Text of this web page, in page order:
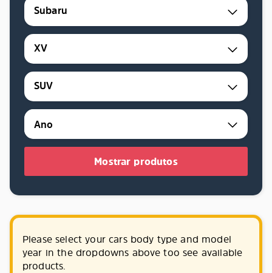
Subaru
XV
SUV
Mostrar produtos
Please select your cars body type and model
year in the dropdowns above too see available
products.